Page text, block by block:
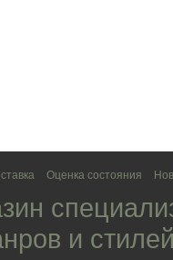
Оценка состояния
и